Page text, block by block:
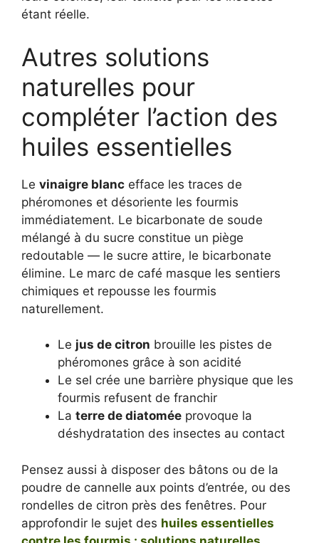
étant réelle.
Autres solutions
naturelles pour
compléter l’action des
huiles essentielles
Le vinaigre blanc efface les traces de
phéromones et désoriente les fourmis
immédiatement. Le bicarbonate de soude
mélangé à du sucre constitue un piège
redoutable — le sucre attire, le bicarbonate
élimine. Le marc de café masque les sentiers
chimiques et repousse les fourmis
naturellement.
Le jus de citron brouille les pistes de
phéromones grâce à son acidité
Le sel crée une barrière physique que les
fourmis refusent de franchir
La terre de diatomée provoque la
déshydratation des insectes au contact
Pensez aussi à disposer des bâtons ou de la
poudre de cannelle aux points d’entrée, ou des
rondelles de citron près des fenêtres. Pour
approfondir le sujet des huiles essentielles